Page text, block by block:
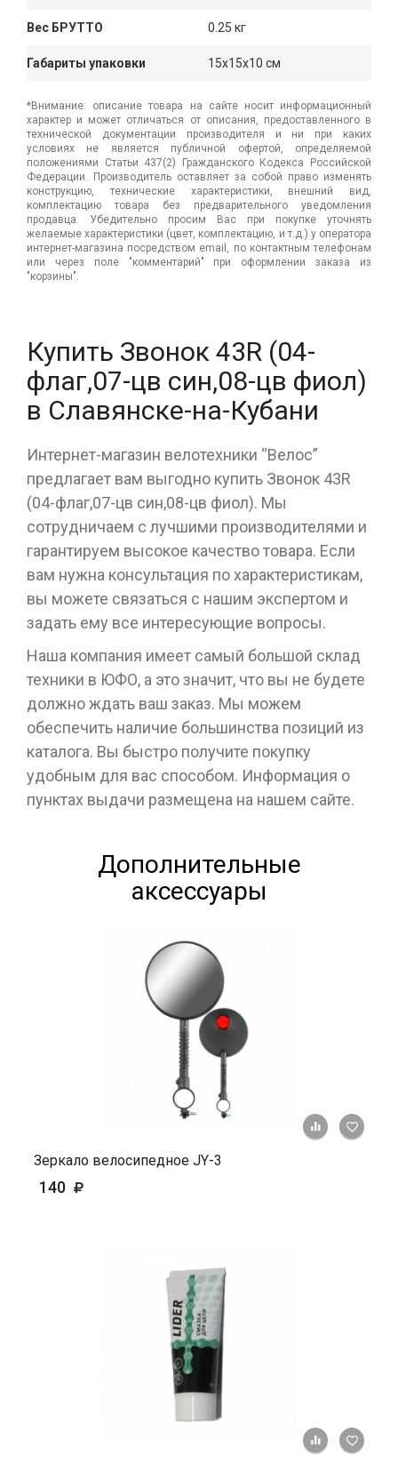
Вес БРУТТО 0.25 кг
Габариты упаковки 15x15x10 см
*Внимание: описание товара на сайте носит информационный
характер и может отличаться от описания, предоставленного в
технической документации производителя и ни при каких
условиях не является публичной офертой, определяемой
положениями Статьи 437(2) Гражданского Кодекса Российской
Федерации. Производитель оставляет за собой право изменять
конструкцию, технические характеристики, внешний вид,
комплектацию товара без предварительного уведомления
продавца. Убедительно просим Вас при покупке уточнять
желаемые характеристики (цвет, комплектацию, и т.д.) у оператора
интернет-магазина посредством email, по контактным телефонам
или через поле "комментарий" при оформлении заказа из
"корзины".
Купить Звонок 43R (04-
флаг,07-цв син,08-цв фиол)
в Славянске-на-Кубани
Интернет-магазин велотехники “Велос”
предлагает вам выгодно купить Звонок 43R
(04-флаг,07-цв син,08-цв фиол). Мы
сотрудничаем с лучшими производителями и
гарантируем высокое качество товара. Если
вам нужна консультация по характеристикам,
вы можете связаться с нашим экспертом и
задать ему все интересующие вопросы.
Наша компания имеет самый большой склад
техники в ЮФО, а это значит, что вы не будете
должно ждать ваш заказ. Мы можем
обеспечить наличие большинства позиций из
каталога. Вы быстро получите покупку
удобным для вас способом. Информация о
пунктах выдачи размещена на нашем сайте.
Дополнительные
аксессуары
+ К
Зеркало велосипедное JY-3
140
+ К